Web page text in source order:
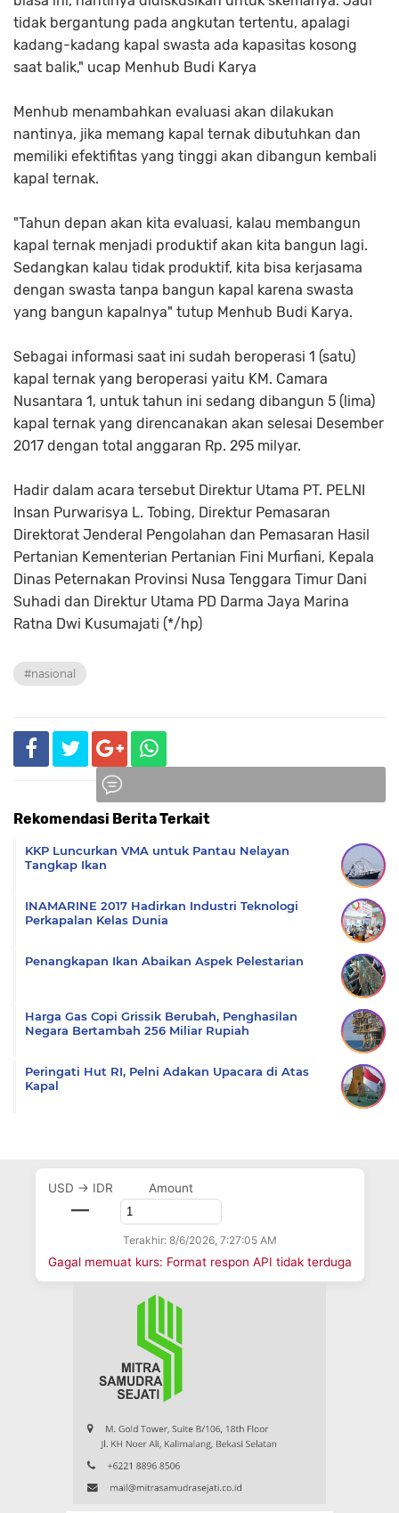
tidak bergantung pada angkutan tertentu, apalagi
kadang-kadang kapal swasta ada kapasitas kosong
saat balik," ucap Menhub Budi Karya
Menhub menambahkan evaluasi akan dilakukan
nantinya, jika memang kapal ternak dibutuhkan dan
memiliki efektifitas yang tinggi akan dibangun kembali
kapal ternak.
"Tahun depan akan kita evaluasi, kalau membangun
kapal ternak menjadi produktif akan kita bangun lagi.
Sedangkan kalau tidak produktif, kita bisa kerjasama
dengan swasta tanpa bangun kapal karena swasta
yang bangun kapalnya" tutup Menhub Budi Karya.
Sebagai informasi saat ini sudah beroperasi 1 (satu)
kapal ternak yang beroperasi yaitu KM. Camara
Nusantara 1, untuk tahun ini sedang dibangun 5 (lima)
kapal ternak yang direncanakan akan selesai Desember
2017 dengan total anggaran Rp. 295 milyar.
Hadir dalam acara tersebut Direktur Utama PT. PELNI
Insan Purwarisya L. Tobing, Direktur Pemasaran
Direktorat Jenderal Pengolahan dan Pemasaran Hasil
Pertanian Kementerian Pertanian Fini Murfiani, Kepala
Dinas Peternakan Provinsi Nusa Tenggara Timur Dani
Suhadi dan Direktur Utama PD Darma Jaya Marina
Ratna Dwi Kusumajati (*/hp)
#nasional
Rekomendasi Berita Terkait
KKP Luncurkan VMA untuk Pantau Nelayan
Tangkap Ikan
INAMARINE 2017 Hadirkan Industri Teknologi
Perkapalan Kelas Dunia
Penangkapan Ikan Abaikan Aspek Pelestarian
Harga Gas Copi Grissik Berubah, Penghasilan
Negara Bertambah 256 Miliar Rupiah
Peringati Hut RI, Pelni Adakan Upacara di Atas
Kapal
USD → IDR
—
Amount
Terakhir: 8/6/2026, 7:27:05 AM
Gagal memuat kurs: Format respon API tidak terduga